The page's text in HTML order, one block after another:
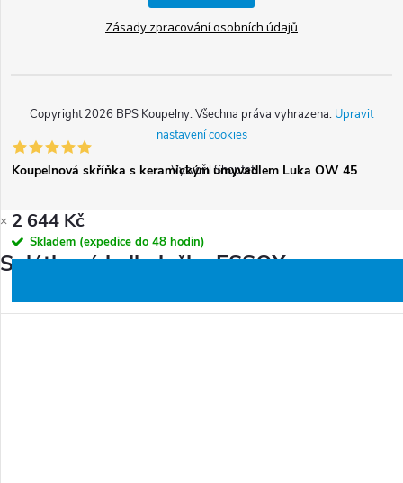
Koupelnová skříňka s keramickým umyvadlem Luka OW 45
2 644 Kč
Skladem (expedice do 48 hodin)
Zásady zpracování osobních údajů
Vytvořil Shoptet
Copyright 2026 BPS Koupelny. Všechna práva vyhrazena. Upravit
nastavení cookies
×
Splátková kalkulačka ESSOX